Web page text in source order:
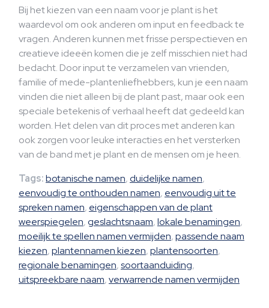
Bij het kiezen van een naam voor je plant is het
waardevol om ook anderen om input en feedback te
vragen. Anderen kunnen met frisse perspectieven en
creatieve ideeën komen die je zelf misschien niet had
bedacht. Door input te verzamelen van vrienden,
familie of mede-plantenliefhebbers, kun je een naam
vinden die niet alleen bij de plant past, maar ook een
speciale betekenis of verhaal heeft dat gedeeld kan
worden. Het delen van dit proces met anderen kan
ook zorgen voor leuke interacties en het versterken
van de band met je plant en de mensen om je heen.
Tags:botanische namen,duidelijke namen,
eenvoudig te onthouden namen, eenvoudig uit te
spreken namen, eigenschappen van de plant
weerspiegelen,geslachtsnaam,lokale benamingen,
moeilijk te spellen namen vermijden,passende naam
kiezen,plantennamen kiezen,plantensoorten,
regionale benamingen,soortaanduiding,
uitspreekbare naam,verwarrende namen vermijden